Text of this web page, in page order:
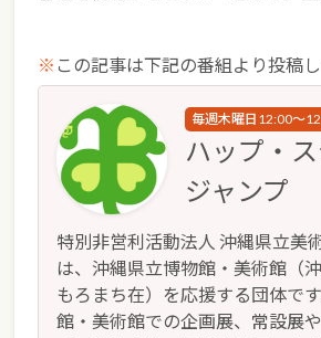
※ この記事は下記の番組より投稿し
毎週木曜日12:00～
ハップ・ス
ジャンプ
特別非営利活動法人 沖縄県立美
は、沖縄県立博物館・美術館（
もろまち在）を応援する団体で
館・美術館での企画展、常設展